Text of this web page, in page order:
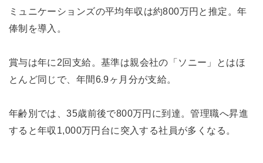
ミュニケーションズの平均年収は約800万円と推定。年
俸制を導入。
賞与は年に2回支給。基準は親会社の「ソニー」とはほ
とんど同じで、年間6.9ヶ月分が支給。
年齢別では、35歳前後で800万円に到達。管理職へ昇進
すると年収1,000万円台に突入する社員が多くなる。